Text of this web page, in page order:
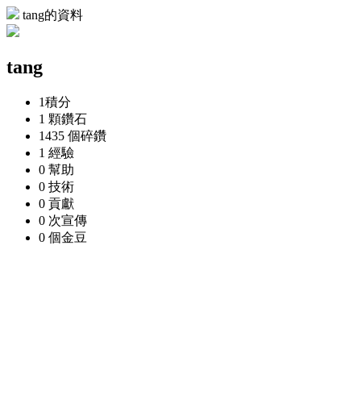
tang的資料
tang
1積分
1 顆鑽石
1435 個碎鑽
1 經驗
0 幫助
0 技術
0 貢獻
0 次宣傳
0 個金豆